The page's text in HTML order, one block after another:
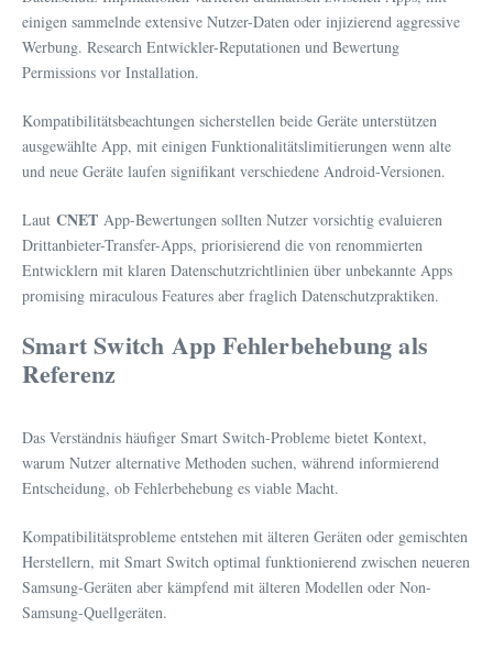
einigen sammelnde extensive Nutzer-Daten oder injizierend aggressive
Werbung. Research Entwickler-Reputationen und Bewertung
Permissions vor Installation.
Kompatibilitätsbeachtungen sicherstellen beide Geräte unterstützen
ausgewählte App, mit einigen Funktionalitätslimitierungen wenn alte
und neue Geräte laufen signifikant verschiedene Android-Versionen.
Laut CNET App-Bewertungen sollten Nutzer vorsichtig evaluieren
Drittanbieter-Transfer-Apps, priorisierend die von renommierten
Entwicklern mit klaren Datenschutzrichtlinien über unbekannte Apps
promising miraculous Features aber fraglich Datenschutzpraktiken.
Smart Switch App Fehlerbehebung als
Referenz
Das Verständnis häufiger Smart Switch-Probleme bietet Kontext,
warum Nutzer alternative Methoden suchen, während informierend
Entscheidung, ob Fehlerbehebung es viable Macht.
Kompatibilitätsprobleme entstehen mit älteren Geräten oder gemischten
Herstellern, mit Smart Switch optimal funktionierend zwischen neueren
Samsung-Geräten aber kämpfend mit älteren Modellen oder Non-
Samsung-Quellgeräten.